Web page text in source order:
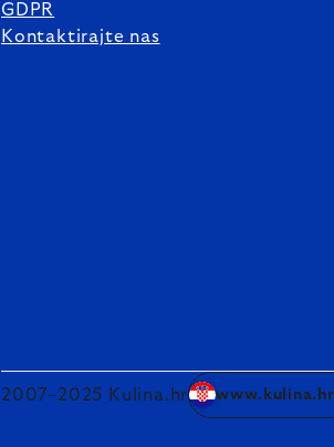
GDPR
Kontaktirajte nas
2007–2025 Kulina.hr www.kulina.hr